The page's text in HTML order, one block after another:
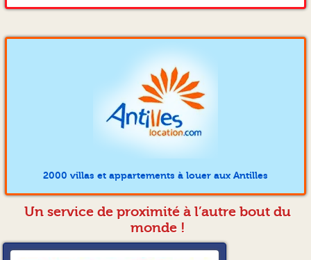
2000 villas et appartements à louer aux Antilles
Un service de proximité à l’autre bout du
monde !